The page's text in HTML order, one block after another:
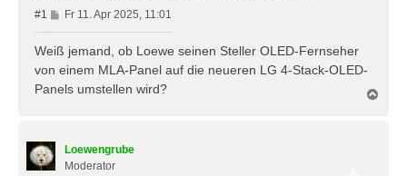
#1
B
e
i
r
a
Fr 11. Apr 2025, 11:01
Weiß jemand, ob Loewe seinen Steller OLED-Fernseher
von einem MLA-Panel auf die neueren LG 4-Stack-OLED-
Panels umstellen wird?
Loewengrube
Moderator